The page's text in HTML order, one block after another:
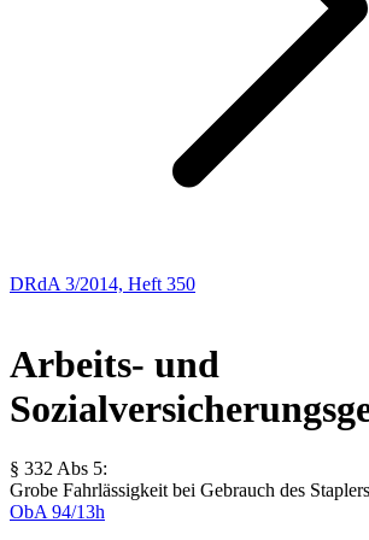
DRdA 3/2014, Heft 350
Arbeits- und
§ 332 Abs 5:
Grobe Fahrlässigkeit bei Gebrauch des Staplers
ObA 94/13h